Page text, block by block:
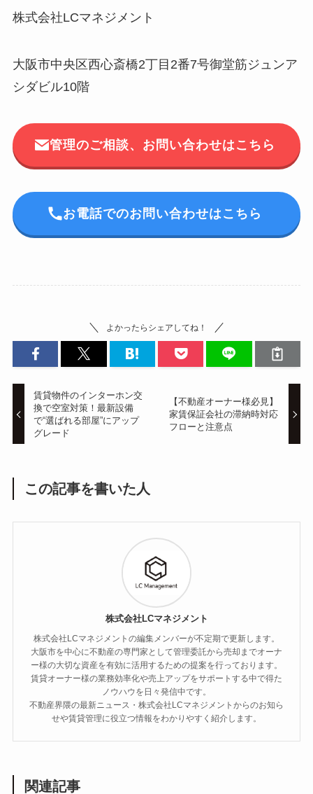
株式会社LCマネジメント
大阪市中央区西心斎橋2丁目2番7号御堂筋ジュンア
シダビル10階
管理のご相談、お問い合わせはこちら
お電話でのお問い合わせはこちら
よかったらシェアしてね！
賃貸物件のインターホン交
換で空室対策！最新設備
で“選ばれる部屋”にアップ
グレード
【不動産オーナー様必見】
家賃保証会社の滞納時対応
フローと注意点
この記事を書いた人
株式会社LCマネジメント
株式会社LCマネジメントの編集メンバーが不定期で更新します。
大阪市を中心に不動産の専門家として管理委託から売却までオーナ
ー様の大切な資産を有効に活用するための提案を行っております。
賃貸オーナー様の業務効率化や売上アップをサポートする中で得た
ノウハウを日々発信中です。
不動産界隈の最新ニュース・株式会社LCマネジメントからのお知ら
せや賃貸管理に役立つ情報をわかりやすく紹介します。
関連記事